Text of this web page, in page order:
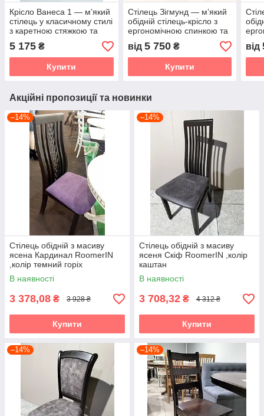
Крісло Ванеса 1 — м’який
стілець у класичному стилі
з каретною стяжкою та
дерев’яними ніжками OLB,
кольори та оббивка на
вибір
5 175 ₴
Купити
Стілець Зігмунд — м’який
обідній стілець-крісло з
ергономічною спинкою та
дерев’яними ніжками OLB,
оббивка на вибір
від 5 750₴
Купити
від
Акційні пропозиції та новинки
–14%
Стілець обідній з масиву
ясена Кардинал RoomerIN
,колір темний горіх
В наявності
3 378,08 ₴ 3 928 ₴
Купити
–14%
Стілець обідній з масиву
ясеня Скіф RoomerIN ,колір
каштан
В наявності
3 708,32 ₴ 4 312 ₴
Купити
–14% –14%